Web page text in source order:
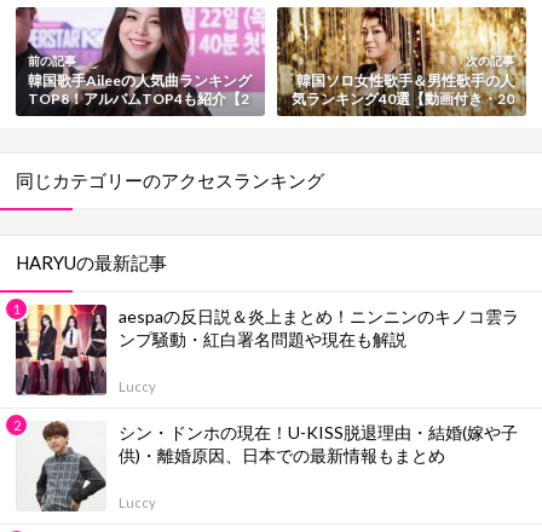
前の記事
韓国歌手Aileeの人気曲ランキング
TOP8！アルバムTOP4も紹介【2
025最新版・動画付き】
次の記事
韓国ソロ女性歌手＆男性歌手の人
気ランキング40選【動画付き・20
25最新版】
同じカテゴリーのアクセスランキング
HARYUの最新記事
aespaの反日説＆炎上まとめ！ニンニンのキノコ雲ラ
ンプ騒動・紅白署名問題や現在も解説
Luccy
シン・ドンホの現在！U-KISS脱退理由・結婚(嫁や子
供)・離婚原因、日本での最新情報もまとめ
Luccy